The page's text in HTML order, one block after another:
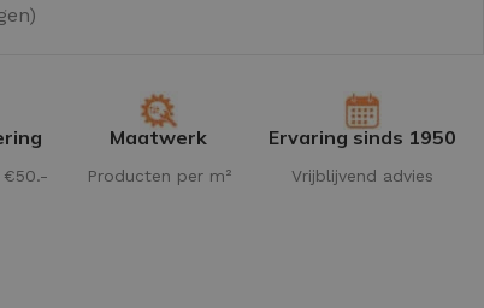
€50.-
Maatwerk
Producten per m²
Ervaring sinds 1950
Vrijblijvend advies